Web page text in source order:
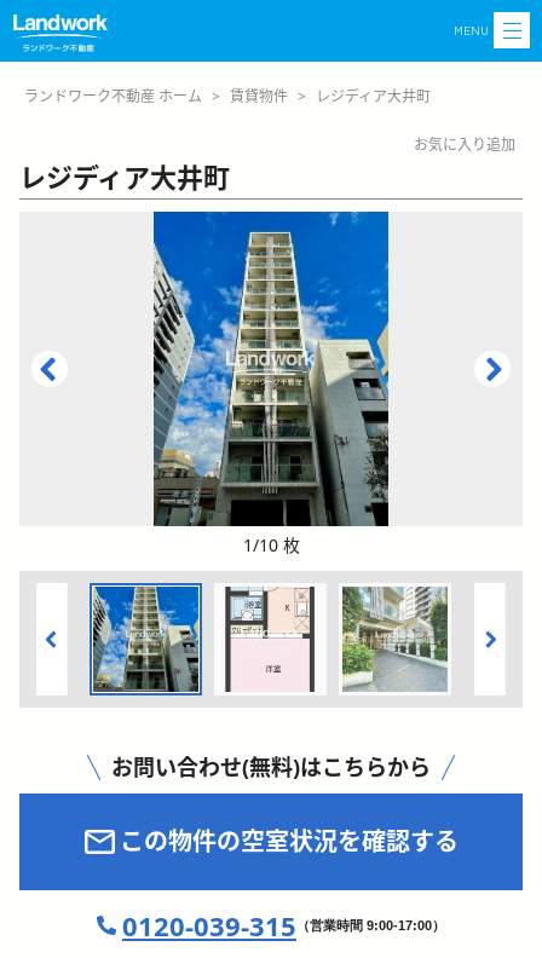
MENU
ランドワーク不動産 ホーム > 賃貸物件 > レジディア大井町
お気に入り追加
レジディア大井町
1/10 枚
お問い合わせ(無料)はこちらから
この物件の空室状況を確認する
0120-039-315 （営業時間 9:00-17:00）